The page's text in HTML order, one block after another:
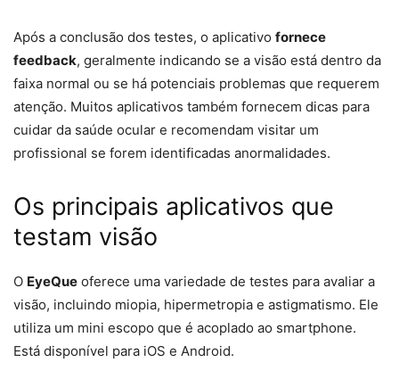
Após a conclusão dos testes, o aplicativo fornece
feedback, geralmente indicando se a visão está dentro da
faixa normal ou se há potenciais problemas que requerem
atenção. Muitos aplicativos também fornecem dicas para
cuidar da saúde ocular e recomendam visitar um
profissional se forem identificadas anormalidades.
Os principais aplicativos que
testam visão
O EyeQue oferece uma variedade de testes para avaliar a
visão, incluindo miopia, hipermetropia e astigmatismo. Ele
utiliza um mini escopo que é acoplado ao smartphone.
Está disponível para iOS e Android.